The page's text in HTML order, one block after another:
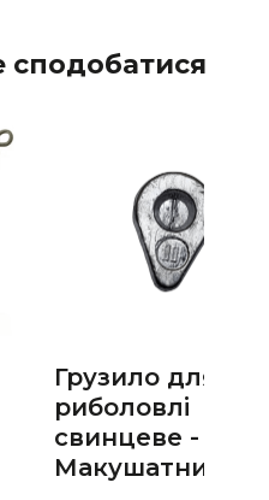
Грузило для
риболовлі
свинцеве -
Макушатник